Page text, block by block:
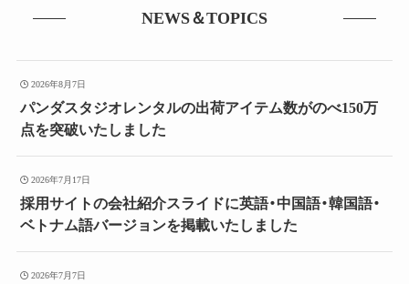
NEWS＆TOPICS
2026年8月7日
パンダスタジオレンタルの出荷アイテム数がのべ150万
点を突破いたしました
2026年7月17日
採用サイトの会社紹介スライドに英語・中国語・韓国語・
ベトナム語バージョンを掲載いたしました
2026年7月7日